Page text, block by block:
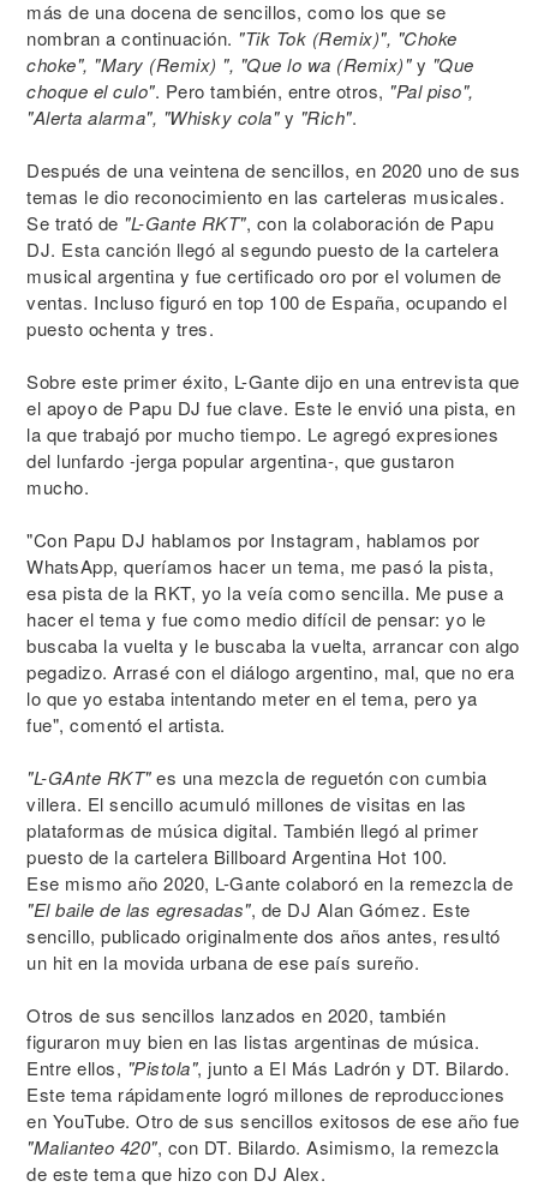
más de una docena de sencillos, como los que se
nombran a continuación. "Tik Tok (Remix)", "Choke
choke", "Mary (Remix) ", "Que lo wa (Remix)"y "Que
choque el culo". Pero también, entre otros, "Pal piso",
"Alerta alarma", "Whisky cola"y "Rich".
Después de una veintena de sencillos, en 2020 uno de sus
temas le dio reconocimiento en las carteleras musicales.
Se trató de "L-Gante RKT", con la colaboración de Papu
DJ. Esta canción llegó al segundo puesto de la cartelera
musical argentina y fue certificado oro por el volumen de
ventas. Incluso figuró en top 100 de España, ocupando el
puesto ochenta y tres.
Sobre este primer éxito, L-Gante dijo en una entrevista que
el apoyo de Papu DJ fue clave. Este le envió una pista, en
la que trabajó por mucho tiempo. Le agregó expresiones
del lunfardo -jerga popular argentina-, que gustaron
mucho.
"Con Papu DJ hablamos por Instagram, hablamos por
WhatsApp, queríamos hacer un tema, me pasó la pista,
esa pista de la RKT, yo la veía como sencilla. Me puse a
hacer el tema y fue como medio difícil de pensar: yo le
buscaba la vuelta y le buscaba la vuelta, arrancar con algo
pegadizo. Arrasé con el diálogo argentino, mal, que no era
lo que yo estaba intentando meter en el tema, pero ya
fue", comentó el artista.
"L-GAnte RKT"es una mezcla de reguetón con cumbia
villera. El sencillo acumuló millones de visitas en las
plataformas de música digital. También llegó al primer
puesto de la cartelera Billboard Argentina Hot 100.
Ese mismo año 2020, L-Gante colaboró en la remezcla de
"El baile de las egresadas", de DJ Alan Gómez. Este
sencillo, publicado originalmente dos años antes, resultó
un hit en la movida urbana de ese país sureño.
Otros de sus sencillos lanzados en 2020, también
figuraron muy bien en las listas argentinas de música.
Entre ellos, "Pistola", junto a El Más Ladrón y DT. Bilardo.
Este tema rápidamente logró millones de reproducciones
en YouTube. Otro de sus sencillos exitosos de ese año fue
"Malianteo 420", con DT. Bilardo. Asimismo, la remezcla
de este tema que hizo con DJ Alex.